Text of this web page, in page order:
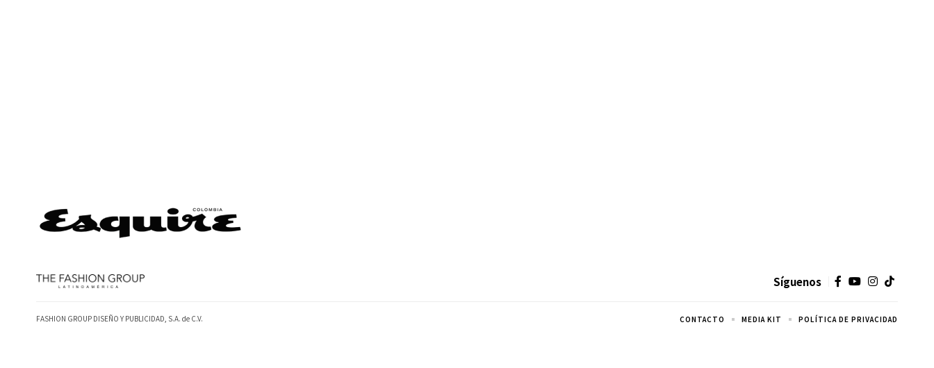
Síguenos
FASHION GROUP DISEÑO Y PUBLICIDAD, S.A. de C.V. CONTACTO MEDIA KIT POLÍTICA DE PRIVACIDAD